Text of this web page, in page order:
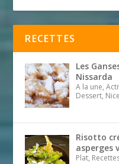
RECETTES
Les
Nissarda
A la une,
Dessert,
Risotto
asperges
Plat,